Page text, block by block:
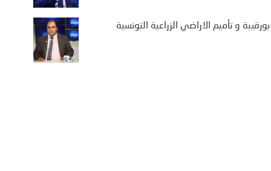
مواجهة حصار متعدد الجبهات”
بورقيبة و تأميم الاراضي الزراعية التونسية